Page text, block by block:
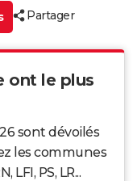
Partager
ont le plus
sont dévoilés
les communes
PS, LR...